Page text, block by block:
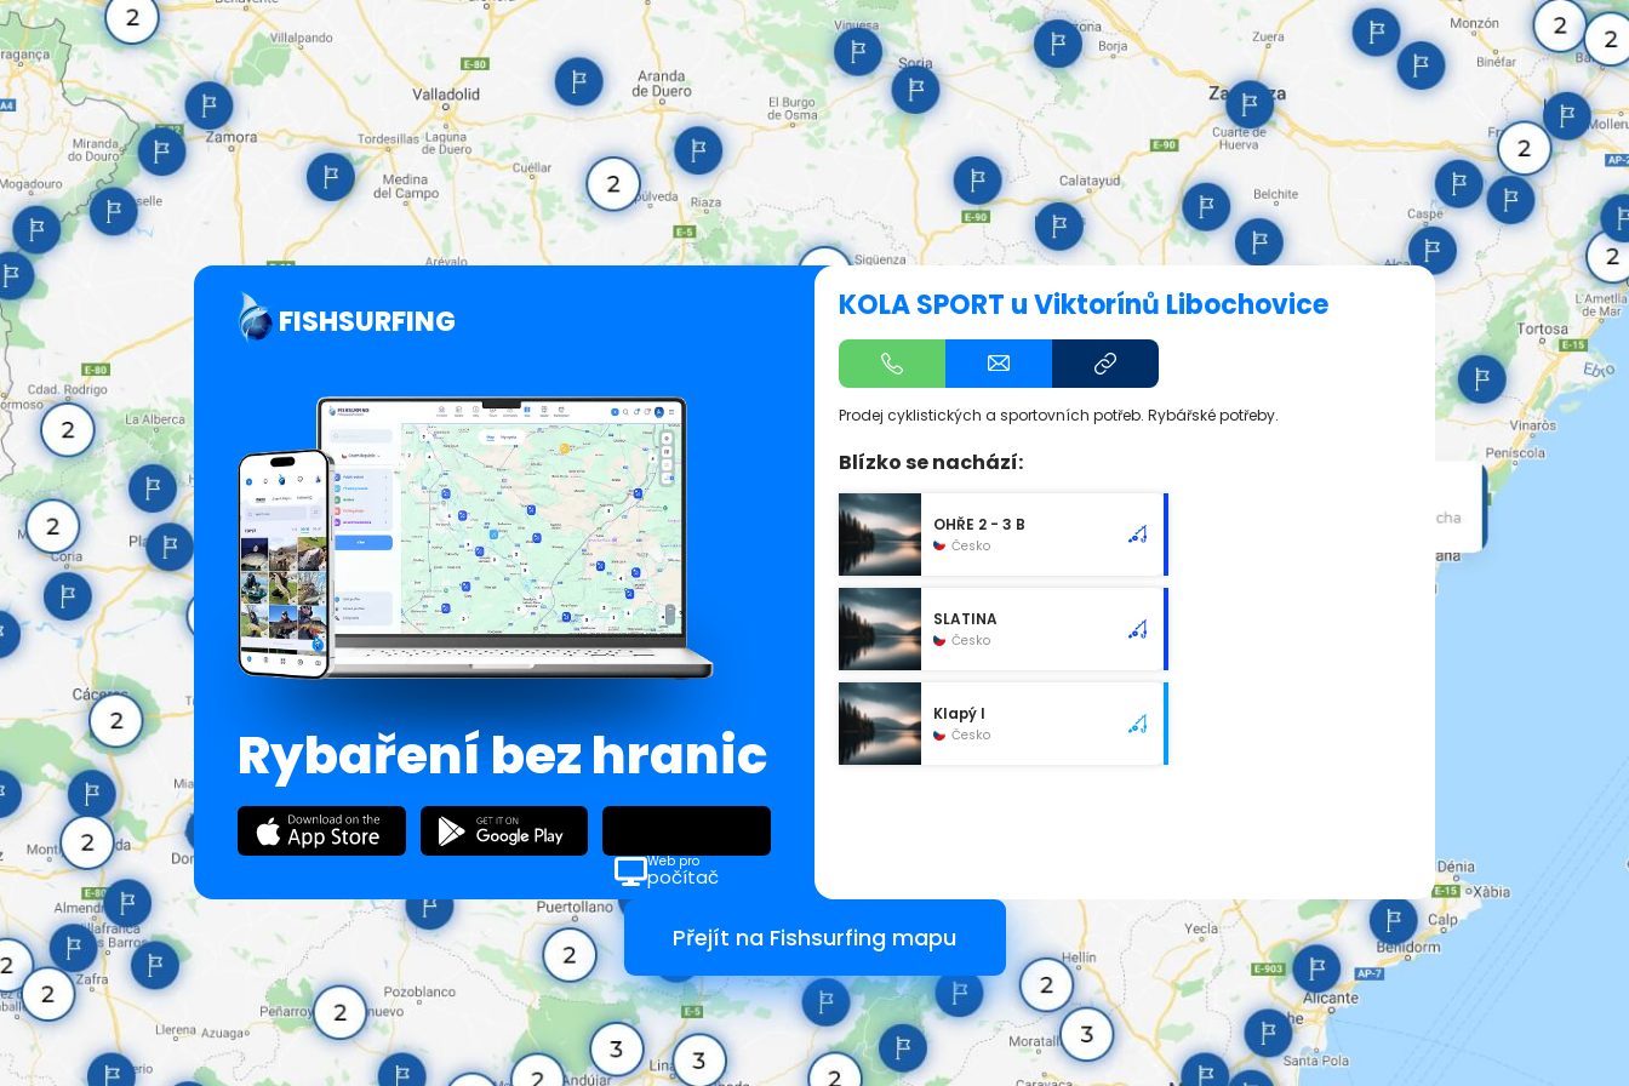
FISHSURFING
Rybaření bez hranic
Web pro
počítač
KOLA SPORT u Viktorínů Libochovice
Prodej cyklistických a sportovních potřeb. Rybářské potřeby.
Blízko se nachází:
OHŘE 2 - 3 B
Česko
SLATINA
Česko
Klapý I
Česko
Přejít na Fishsurfing mapu